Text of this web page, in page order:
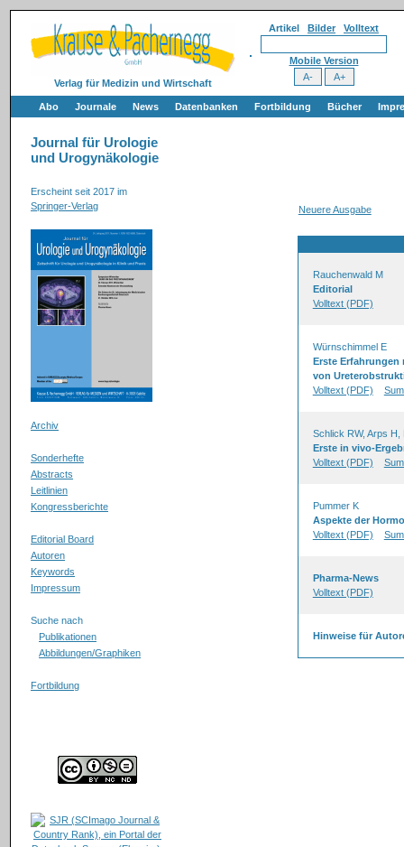
Verlag für Medizin und Wirtschaft
Artikel Bilder Volltext
Mobile Version
Abo Journale News Datenbanken Fortbildung Bücher
Journal für Urologie
und Urogynäkologie
Erscheint seit 2017 im
Springer-Verlag
Archiv
Sonderhefte
Abstracts
Leitlinien
Kongressberichte
Editorial Board
Autoren
Keywords
Impressum
Suche nach
Publikationen
Abbildungen/Graphiken
Fortbildung
Neuere Ausgabe
Rauchenwald M
Editorial
Volltext (PDF)
Würnschimmel E
Erste Erfahrungen
von
Volltext (PDF)
Schlick RW, Arps H,
Erste in vivo-
Volltext (PDF)
Pummer K
Aspekte der
Volltext (PDF)
Pharma-News
Volltext (PDF)
Hinweise für